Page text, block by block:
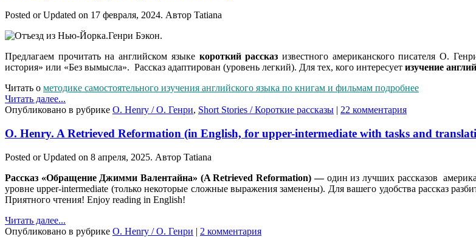
Posted or Updated on 17 февраля, 2024. Автор Tatiana
Предлагаем прочитать на английском языке короткий рассказ известного американского писателя О.
история» или «Без вымысла». Рассказ адаптирован (уровень легкий). Для тех, кого интересует изучение
Читать о методике самостоятельного изучения английского языка по книгам и фильмам подробнее
Читать далее...
Опубликовано в рубрике O. Henry / О. Генри, Short Stories / Короткие рассказы | 22 комментария
O. Henry. A Retrieved Reformation (in English, for upper-intermediate with tasks and
Posted or Updated on 8 апреля, 2025. Автор Tatiana
Рассказ «Обращение Джимми Валентайна» (A Retrieved Reformation) —один из лучших рассказов
уровне upper-intermediate (только некоторые сложные выражения заменены). Для вашего удобства рассказ
Приятного чтения! Enjoy reading in English!
Читать далее...
Опубликовано в рубрике O. Henry / О. Генри | 2 комментария